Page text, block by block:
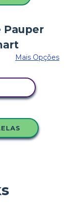
Mais Opções